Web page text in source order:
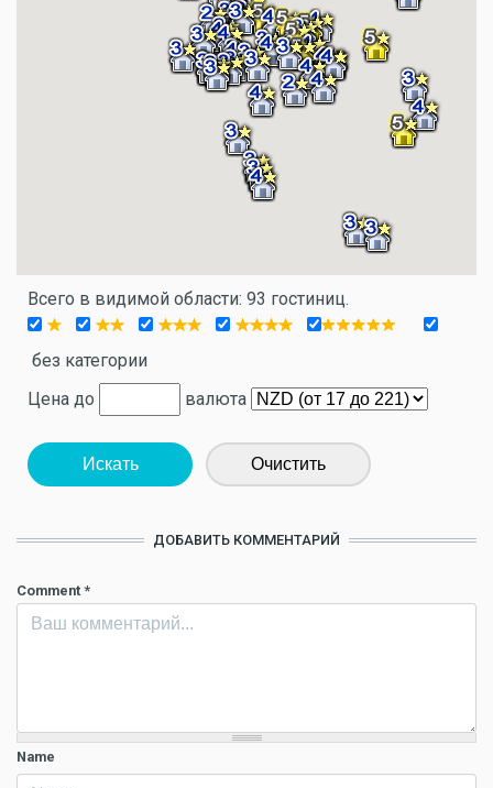
Всего в видимой области: 93 гостиниц.
без категории
Цена до
валюта
Искать Очистить
ДОБАВИТЬ КОММЕНТАРИЙ
Comment *
Name